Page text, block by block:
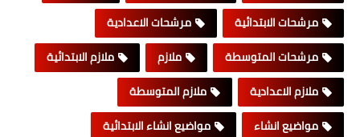
مرشحات الابتدائية
مرشحات الاعدادية
مرشحات المتوسطة
ملازم
ملازم الابتدائية
ملازم الاعدادية
ملازم المتوسطة
مواضيع انشاء
مواضيع انشاء الابتدائية